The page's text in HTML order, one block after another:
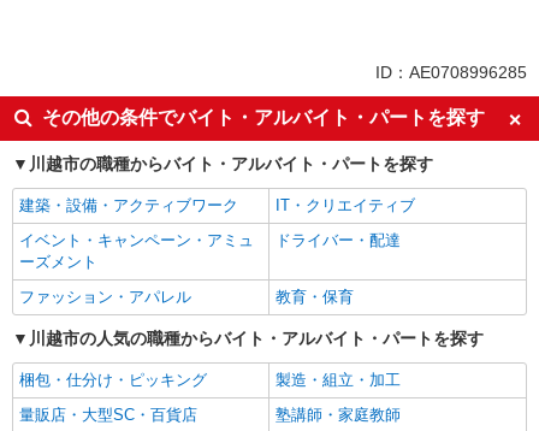
入社日応相談
経験者・有資格者歓迎
女性活躍中
ブランクOK
日払い
自転車通勤OK
交通費支給
社会保険あり
同じ職種から求人を探す
医療・介護・福祉
介護職・ヘルパー
同じ特徴から求人を探す
日払い
交通費支給
ID：AE0708996285
その他の条件でバイト・アルバイト・パートを探す
川越市の職種からバイト・アルバイト・パートを探す
建築・設備・アクティブワーク
IT・クリエイティブ
イベント・キャンペーン・アミュ
ーズメント
ドライバー・配達
ファッション・アパレル 教育・保育
川越市の人気の職種からバイト・アルバイト・パートを探す
梱包・仕分け・ピッキング
製造・組立・加工
量販店・大型SC・百貨店
塾講師・家庭教師